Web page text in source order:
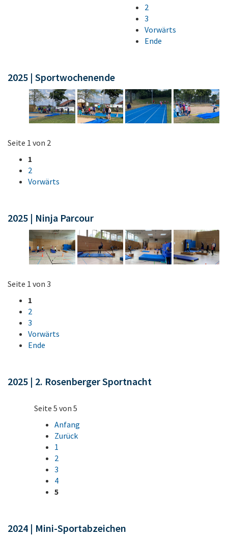
2
3
Vorwärts
Ende
2025 | Sportwochenende
Seite 1 von 2
1
2
Vorwärts
2025 | Ninja Parcour
Seite 1 von 3
1
2
3
Vorwärts
Ende
2025 | 2. Rosenberger Sportnacht
Seite 5 von 5
Anfang
Zurück
1
2
3
4
5
2024 | Mini-Sportabzeichen